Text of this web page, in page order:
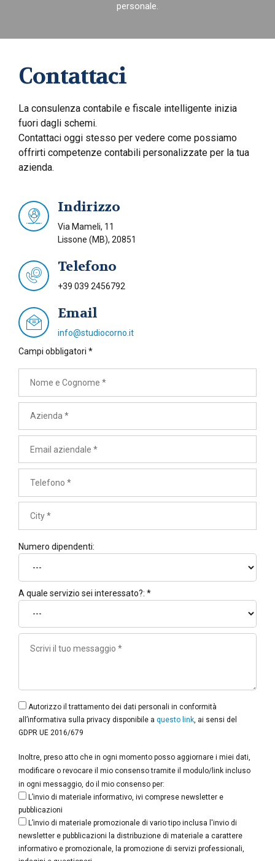
personale.
Contattaci
La consulenza contabile e fiscale intelligente inizia
fuori dagli schemi.
Contattaci oggi stesso per vedere come possiamo
offrirti competenze contabili personalizzate per la tua
azienda.
Indirizzo
Via Mameli, 11
Lissone (MB), 20851
Telefono
+39 039 2456792
Email
info@studiocorno.it
Campi obbligatori *
Numero dipendenti:
A quale servizio sei interessato?: *
Autorizzo il trattamento dei dati personali in conformità
all’informativa sulla privacy disponibile a questo link, ai sensi del
GDPR UE 2016/679
Inoltre, preso atto che in ogni momento posso aggiornare i miei dati,
modificare o revocare il mio consenso tramite il modulo/link incluso
in ogni messaggio, do il mio consenso per:
L’invio di materiale informativo, ivi comprese newsletter e
pubblicazioni
L’invio di materiale promozionale di vario tipo inclusa l'invio di
newsletter e pubblicazioni la distribuzione di materiale a carattere
informativo e promozionale, la promozione di servizi professionali,